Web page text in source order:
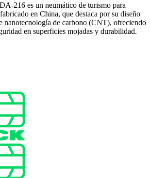
es un neumático de turismo para
en China, que destaca por su diseño
nanotecnología de carbono (CNT), ofreciendo
en superficies mojadas y durabilidad.